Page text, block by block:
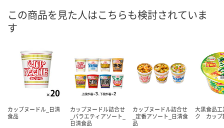
8月10日（月）予定
この商品を見た人はこちらも検討されていま
す
カップヌードル_日清
食品
カップヌードル詰合せ
_バラエティアソート_
日清食品
カップヌードル詰合せ
_定番アソート_日清食
品
大黒食品
ク カップ